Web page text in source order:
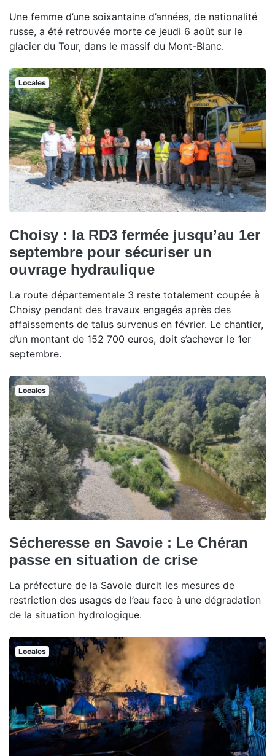
Une femme d’une soixantaine d’années, de nationalité
russe, a été retrouvée morte ce jeudi 6 août sur le
glacier du Tour, dans le massif du Mont-Blanc.
Locales
Choisy : la RD3 fermée jusqu’au 1er
septembre pour sécuriser un
ouvrage hydraulique
La route départementale 3 reste totalement coupée à
Choisy pendant des travaux engagés après des
affaissements de talus survenus en février. Le chantier,
d’un montant de 152 700 euros, doit s’achever le 1er
septembre.
Locales
Sécheresse en Savoie : Le Chéran
passe en situation de crise
La préfecture de la Savoie durcit les mesures de
restriction des usages de l’eau face à une dégradation
de la situation hydrologique.
Locales